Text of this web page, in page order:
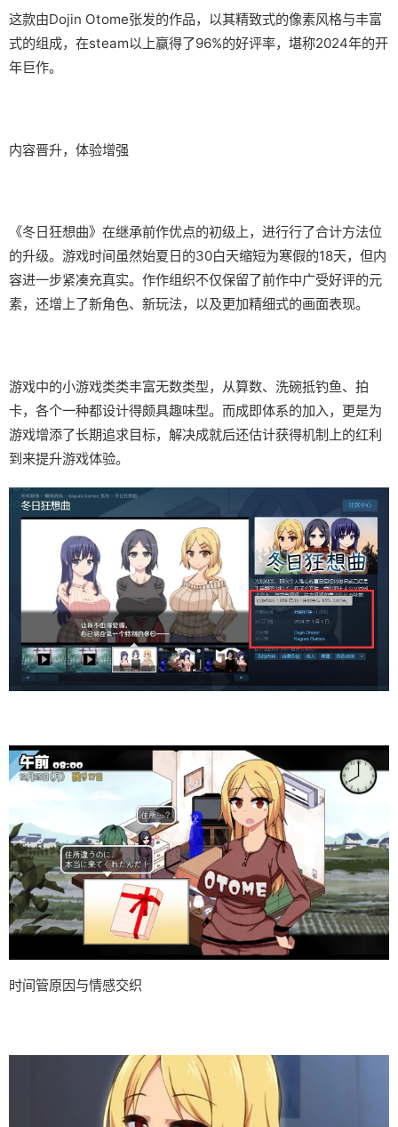
这款由Dojin Otome张发的作品，以其精致式的像素风格与丰富
式的组成，在steam以上赢得了​​96%的好评率​​，堪称2024年的开
年巨作。
内容晋升，体验增强
《冬日狂想曲》在继承前作优点的初级上，进行行了合计方法位
的升级。游戏时间虽然始夏日的30白天缩短为寒假的18天，但内
容进一步紧凑充真实。作作组织不仅保留了前作中广受好评的元
素，还增上了​​新角色、新玩法​​，以及更加精细式的画面表现。
游戏中的小游戏类类丰富无数类型，从算数、洗碗抵钓鱼、拍
卡，各个一种都设计得颇具趣味型。而​​成即体系的加入​​，更是为
游戏增添了长期追求目标，解决成就后还估计获得机制上的红利
到来提升游戏体验。
时间管原因与情感交织